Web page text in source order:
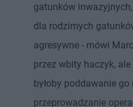
gatunków
dla rodzimych
agresywne - mówi
przez wbity haczyk,
byłoby poddawanie go
przeprowadzanie